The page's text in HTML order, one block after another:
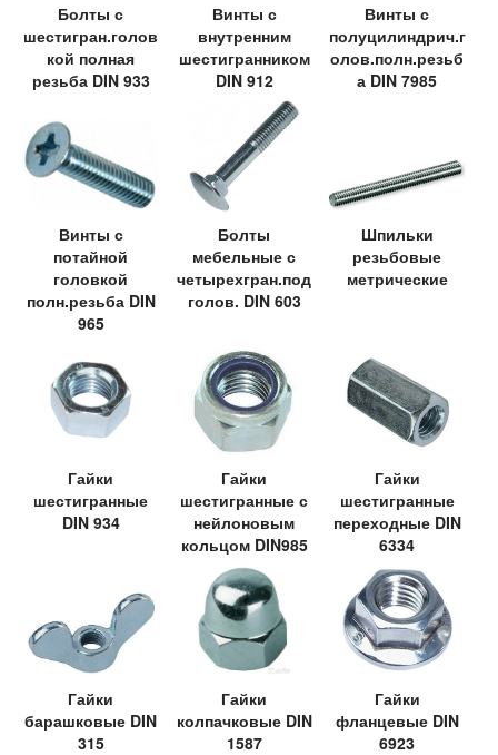
Болты с
шестигран.голов
кой полная
резьба DIN 933
Винты с
внутренним
шестигранником
DIN 912
Винты с
полуцилиндрич.г
олов.полн.резьб
а DIN 7985
Винты с
потайной
головкой
полн.резьба DIN
965
Болты
мебельные с
четырехгран.под
голов. DIN 603
Шпильки
резьбовые
метрические
Гайки
шестигранные
DIN 934
Гайки
шестигранные с
нейлоновым
кольцом DIN985
Гайки
шестигранные
переходные DIN
6334
Гайки
барашковые DIN
315
Гайки
колпачковые DIN
1587
Гайки
фланцевые DIN
6923